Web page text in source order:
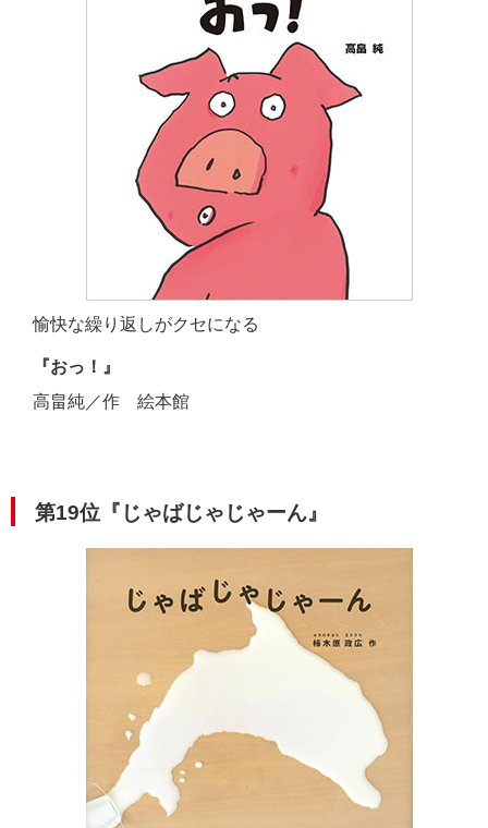
愉快な繰り返しがクセになる
『おっ！』
高畠純／作 絵本館
第19位『じゃばじゃじゃーん』